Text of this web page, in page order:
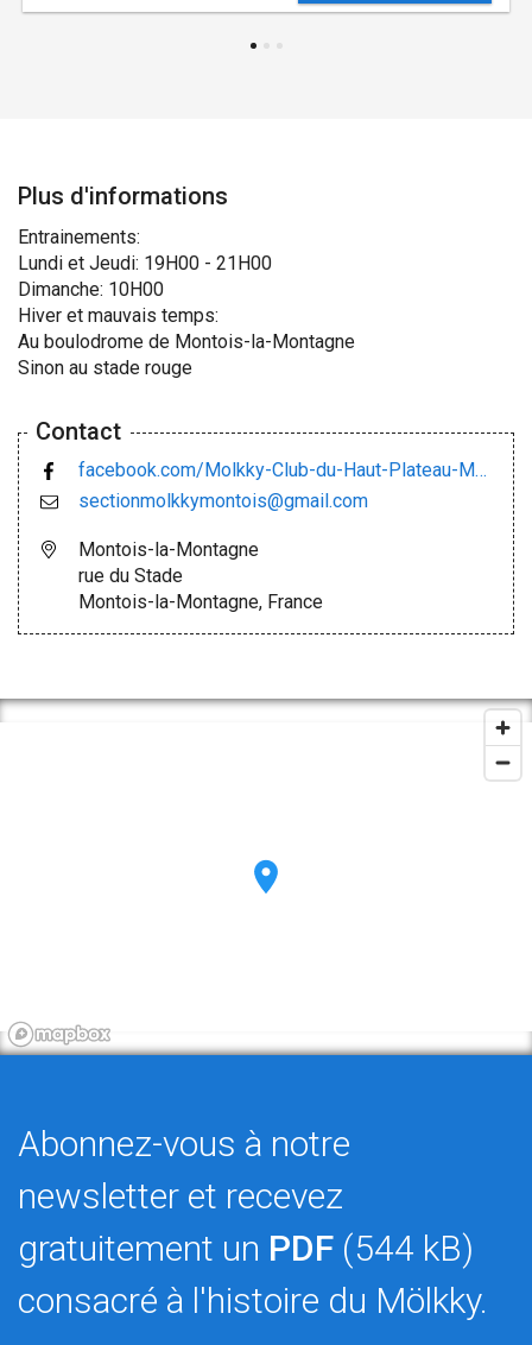
Plus d'informations
Entrainements:
Lundi et Jeudi: 19H00 - 21H00
Dimanche: 10H00
Hiver et mauvais temps:
Au boulodrome de Montois-la-Montagne
Sinon au stade rouge
Contact
facebook.com/Molkky-Club-du-Haut-Plateau-Messin-105051730848967/
sectionmolkkymontois@gmail.com
Montois-la-Montagne
rue du Stade
Montois-la-Montagne, France
Abonnez-vous à notre
newsletter et recevez
gratuitement un PDF (544 kB)
consacré à l'histoire du Mölkky.